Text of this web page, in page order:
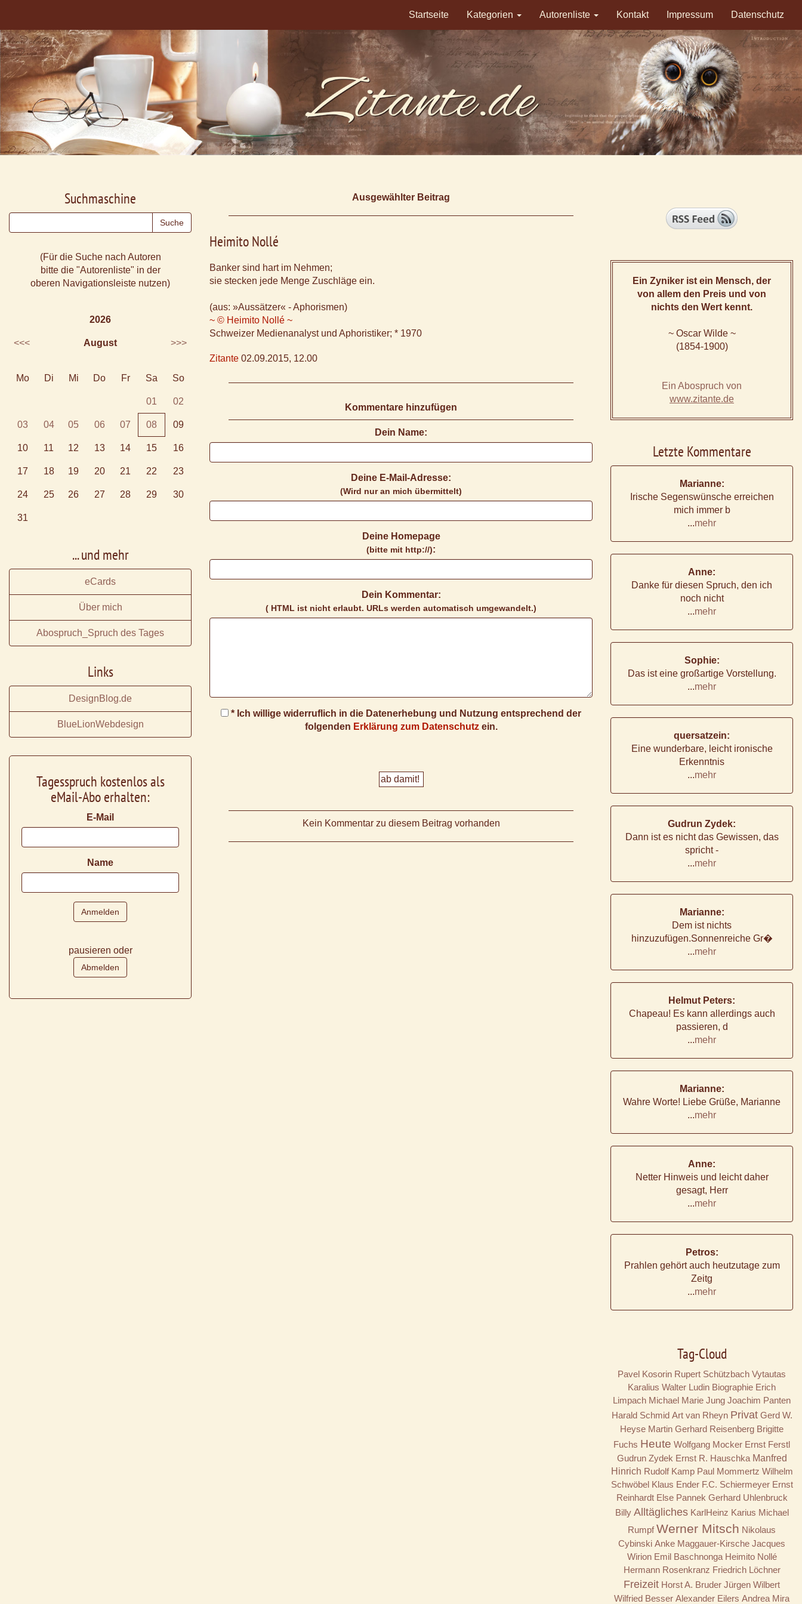
Startseite Kategorien Autorenliste Kontakt Impressum Datenschutz
Ausgewählter Beitrag
Heimito Nollé
Banker sind hart im Nehmen;
sie stecken jede Menge Zuschläge ein.
(aus: »Aussätzer« - Aphorismen)
~ © Heimito Nollé ~
Schweizer Medienanalyst und Aphoristiker; * 1970
Zitante 02.09.2015, 12.00
Kommentare hinzufügen
Dein Name:
Deine E-Mail-Adresse:
(Wird nur an mich übermittelt)
Deine Homepage
(bitte mit http://):
Dein Kommentar:
( HTML ist nicht erlaubt. URLs werden automatisch umgewandelt.)
* Ich willige widerruflich in die Datenerhebung und Nutzung entsprechend der
folgenden Erklärung zum Datenschutzein.
Kein Kommentar zu diesem Beitrag vorhanden
Suchmaschine
(Für die Suche nach Autoren
bitte die "Autorenliste" in der
oberen Navigationsleiste nutzen)
2026
<<< August >>>
Mo Di Mi Do Fr Sa So
01 02
03 04 05 06 07 08 09
10 11 12 13 14 15 16
17 18 19 20 21 22 23
24 25 26 27 28 29 30
31
... und mehr
eCards
Über mich
Abospruch_Spruch des Tages
Links
DesignBlog.de
BlueLionWebdesign
Tagesspruch kostenlos als
eMail-Abo erhalten:
E-Mail
Name
pausieren oder
Ein Zyniker ist ein Mensch, der
von allem den Preis und von
nichts den Wert kennt.
~ Oscar Wilde ~
(1854-1900)
Ein Abospruch von
www.zitante.de
Letzte Kommentare
Marianne:
Irische Segenswünsche erreichen
mich immer b
...mehr
Anne:
Danke für diesen Spruch, den ich
noch nicht
...mehr
Sophie:
Das ist eine großartige Vorstellung.
...mehr
quersatzein:
Eine wunderbare, leicht ironische
Erkenntnis
...mehr
Gudrun Zydek:
Dann ist es nicht das Gewissen, das
spricht -
...mehr
Marianne:
Dem ist nichts
hinzuzufügen.Sonnenreiche Gr�
...mehr
Helmut Peters:
Chapeau! Es kann allerdings auch
passieren, d
...mehr
Marianne:
Wahre Worte! Liebe Grüße, Marianne
...mehr
Anne:
Netter Hinweis und leicht daher
gesagt, Herr
...mehr
Petros:
Prahlen gehört auch heutzutage zum
Zeitg
...mehr
Tag-Cloud
Pavel Kosorin Rupert Schützbach Vytautas
Karalius Walter Ludin Biographie Erich
Limpach Michael Marie Jung Joachim Panten
Harald Schmid Art van Rheyn Privat Gerd W.
Heyse Martin Gerhard Reisenberg Brigitte
Fuchs Heute Wolfgang Mocker Ernst Ferstl
Gudrun Zydek Ernst R. Hauschka Manfred
Hinrich Rudolf Kamp Paul Mommertz Wilhelm
Schwöbel Klaus Ender F.C. Schiermeyer Ernst
Reinhardt Else Pannek Gerhard Uhlenbruck
Billy Alltägliches KarlHeinz Karius Michael
Rumpf Werner Mitsch Nikolaus
Cybinski Anke Maggauer-Kirsche Jacques
Wirion Emil Baschnonga Heimito Nollé
Hermann Rosenkranz Friedrich Löchner
Freizeit Horst A. Bruder Jürgen Wilbert
Wilfried Besser Alexander Eilers Andrea Mira